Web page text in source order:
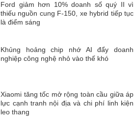
Ford giảm hơn 10% doanh số quý II vì
thiếu nguồn cung F-150, xe hybrid tiếp tục
là điểm sáng
Khủng hoảng chip nhớ AI đẩy doanh
nghiệp công nghệ nhỏ vào thế khó
Xiaomi tăng tốc mở rộng toàn cầu giữa áp
lực cạnh tranh nội địa và chi phí linh kiện
leo thang